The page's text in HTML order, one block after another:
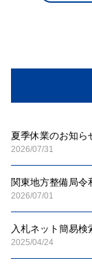
夏季休業のお知ら
2026/07/31
関東地方整備局令
2026/07/01
入札ネット簡易
2025/04/24